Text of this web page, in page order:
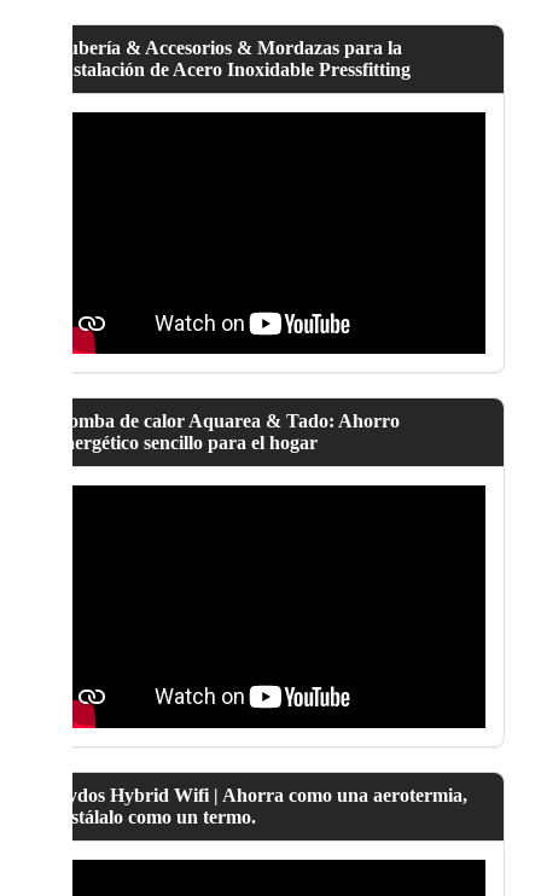
Tubería & Accesorios & Mordazas para la
Instalación de Acero Inoxidable Pressfitting
Bomba de calor Aquarea & Tado: Ahorro
energético sencillo para el hogar
Lydos Hybrid Wifi | Ahorra como una aerotermia,
instálalo como un termo.